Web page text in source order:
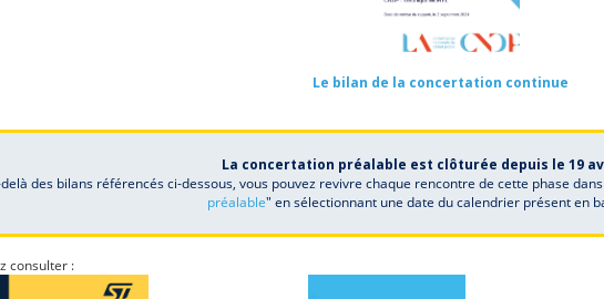
Le bilan de la concertation continue
La concertation préalable est clôturée depuis le 19
des bilans référencés ci-dessous, vous pouvez revivre chaque rencontre de cette phase
préalable" en sélectionnant une date du calendrier présent en
consulter :